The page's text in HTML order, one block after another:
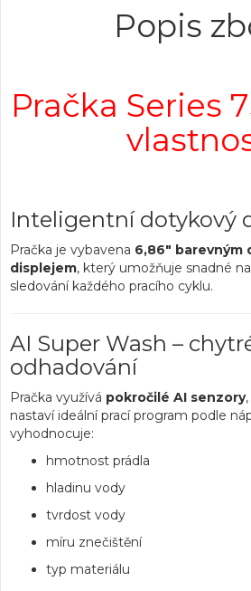
Popis
Pračka Series
Inteligentní dotykový
Pračka je vybavena 6,86" barevným
displejem, který umožňuje snadné
sledování každého pracího cyklu.
AI Super Wash –
odhadování
Pračka využívá pokročilé AI senzory
nastaví ideální prací program podle
vyhodnocuje:
hmotnost prádla
hladinu vody
tvrdost vody
míru znečištění
typ materiálu